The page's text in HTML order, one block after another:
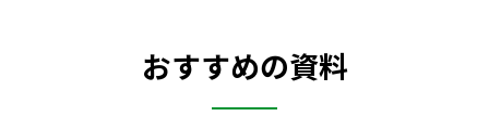
おすすめの資料